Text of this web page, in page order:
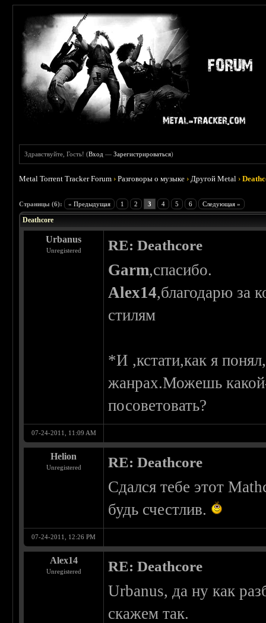
Здравствуйте, Гость! (Вход —Зарегистрироваться)
Metal Torrent Tracker Forum ›Разговоры о музыке ›Другой Metal ›
Страницы (6): « Предыдущая 1 2 3 4 5 6 Следующая »
Deathcore
Urbanus
Unregistered RE: Deathcore
Garm,спасибо.
Alex14,благодарю за
стилям
*И ,кстати,как я
жанрах.Можешь
посоветовать?
07-24-2011, 11:09 AM
Helion
Unregistered RE: Deathcore
Сдался тебе этот
будь счестлив.
07-24-2011, 12:26 PM
Alex14
Unregistered RE: Deathcore
Urbanus, да ну как
скажем так.